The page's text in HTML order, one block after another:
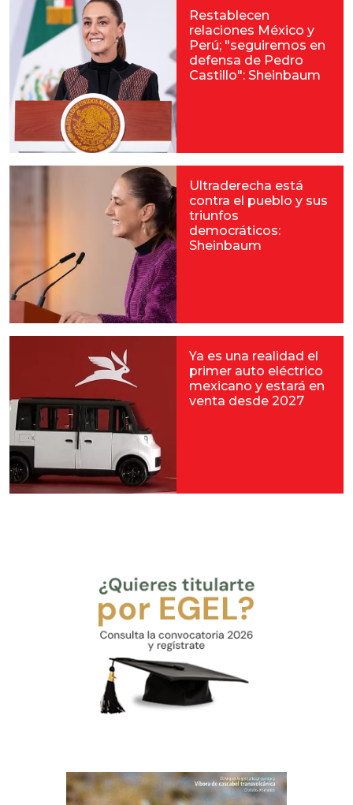
Restablecen
relaciones México y
Perú; "seguiremos en
defensa de Pedro
Castillo": Sheinbaum
Ultraderecha está
contra el pueblo y sus
triunfos
democráticos:
Sheinbaum
Ya es una realidad el
primer auto eléctrico
mexicano y estará en
venta desde 2027